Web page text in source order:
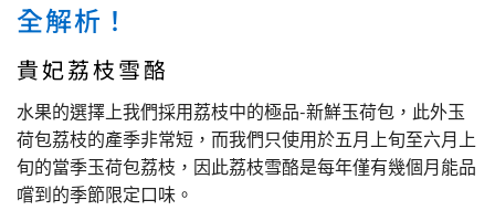
全解析！
貴妃荔枝雪酪
水果的選擇上我們採用荔枝中的極品-新鮮玉荷包，此外玉
荷包荔枝的產季非常短，而我們只使用於五月上旬至六月上
旬的當季玉荷包荔枝，因此荔枝雪酪是每年僅有幾個月能品
嚐到的季節限定口味。